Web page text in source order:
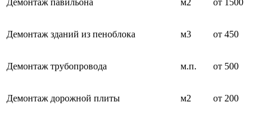
Демонтаж павильона м2 от 1500
Демонтаж зданий из пеноблока м3 от 450
Демонтаж трубопровода м.п. от 500
Демонтаж дорожной плиты м2 от 200